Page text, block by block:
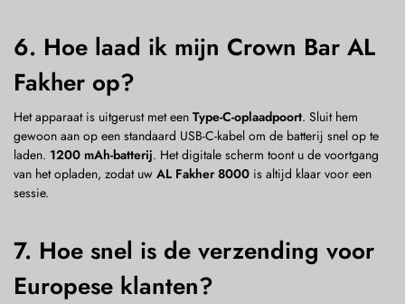
6. Hoe laad ik mijn Crown Bar AL
Fakher op?
Het apparaat is uitgerust met een Type-C-oplaadpoort. Sluit hem
gewoon aan op een standaard USB-C-kabel om de batterij snel op te
laden. 1200 mAh-batterij. Het digitale scherm toont u de voortgang
van het opladen, zodat uw AL Fakher 8000 is altijd klaar voor een
sessie.
7. Hoe snel is de verzending voor
Europese klanten?